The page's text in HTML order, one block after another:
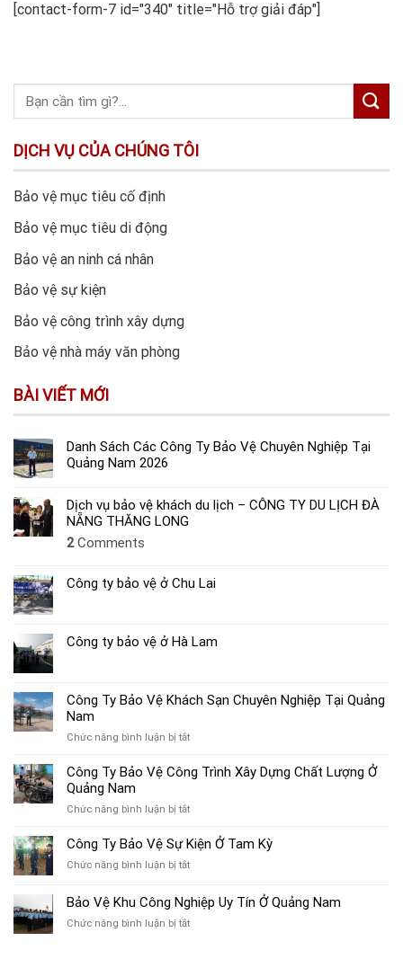
[contact-form-7 id="340" title="Hỗ trợ giải đáp"]
DỊCH VỤ CỦA CHÚNG TÔI
Bảo vệ mục tiêu cố định
Bảo vệ mục tiêu di động
Bảo vệ an ninh cá nhân
Bảo vệ sự kiện
Bảo vệ công trình xây dựng
Bảo vệ nhà máy văn phòng
BÀI VIẾT MỚI
Danh Sách Các Công Ty Bảo Vệ Chuyên Nghiệp Tại
Quảng Nam 2026
Dịch vụ bảo vệ khách du lịch – CÔNG TY DU LỊCH ĐÀ
NẴNG THĂNG LONG
2Comments
Công ty bảo vệ ở Chu Lai
Công ty bảo vệ ở Hà Lam
Công Ty Bảo Vệ Khách Sạn Chuyên Nghiệp Tại Quảng
Nam
Chức năng bình luận bị tắtở
Ty
Bảo
Khách
Chuyên
Nam
Công Ty Bảo Vệ Công Trình Xây Dựng Chất Lượng Ở
Quảng Nam
Chức năng bình luận bị tắtở
Ty
Bảo
Vệ
Trình
Công Ty Bảo Vệ Sự Kiện Ở Tam Kỳ
Chức năng bình luận bị tắtở
Ty
Bảo
Vệ
Bảo Vệ Khu Công Nghiệp Uy Tín Ở Quảng Nam
Chức năng bình luận bị tắtở